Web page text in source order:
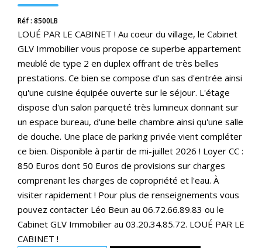
Réf : 8500LB
LOUÉ PAR LE CABINET ! Au coeur du village, le Cabinet
GLV Immobilier vous propose ce superbe appartement
meublé de type 2 en duplex offrant de très belles
prestations. Ce bien se compose d'un sas d'entrée ainsi
qu'une cuisine équipée ouverte sur le séjour. L'étage
dispose d'un salon parqueté très lumineux donnant sur
un espace bureau, d'une belle chambre ainsi qu'une salle
de douche. Une place de parking privée vient compléter
ce bien. Disponible à partir de mi-juillet 2026 ! Loyer CC :
850 Euros dont 50 Euros de provisions sur charges
comprenant les charges de copropriété et l'eau. À
visiter rapidement ! Pour plus de renseignements vous
pouvez contacter Léo Beun au 06.72.66.89.83 ou le
Cabinet GLV Immobilier au 03.20.34.85.72. LOUÉ PAR LE
CABINET !